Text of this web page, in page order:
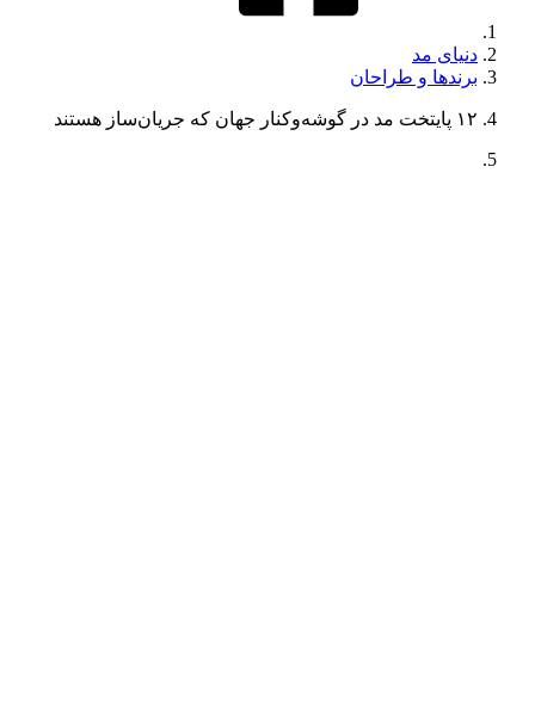
دنیای مد
برندها و طراحان
۱۲ پایتخت‌ مد در گوشه‌و‌کنار جهان که جریان‌ساز هستند